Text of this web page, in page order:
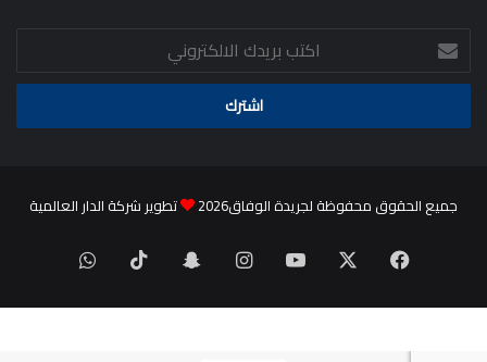
اكتب
بريدك
الالكتروني
جميع الحقوق محفوظة لجريدة الوفاق2026 تطوير شركة الدار العالمية
فيسبوك ‫YouTubeانستقرامسناب
تشات
‫TikTokواتساب